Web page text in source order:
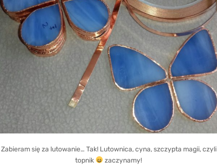
Zabieram się za lutowanie… Tak! Lutownica, cyna, szczypta magii, czyli
topnik
zaczynamy!